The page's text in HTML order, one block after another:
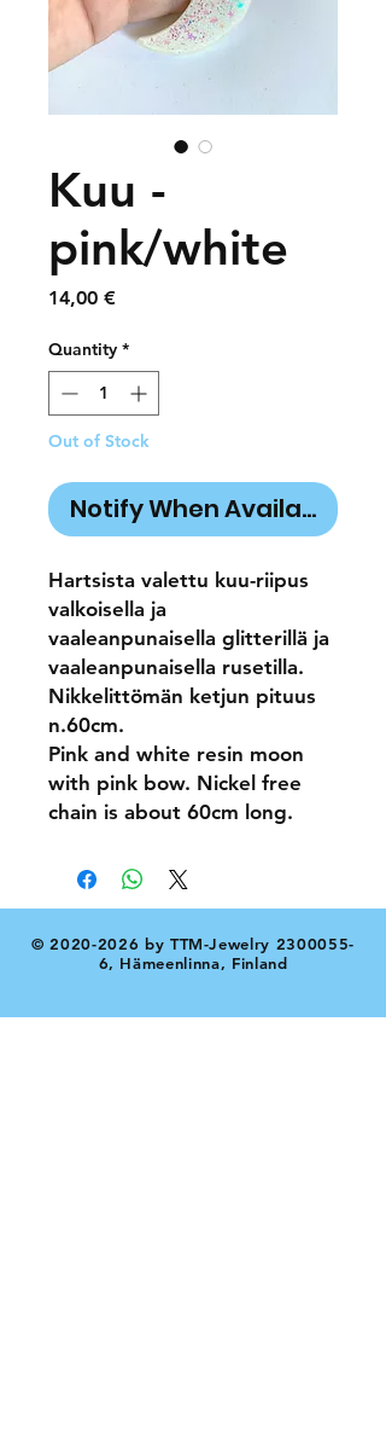
Kuu -
pink/white
14,00 €Price
Quantity *
Out of Stock
Notify When Available
Hartsista valettu kuu-riipus
valkoisella ja
vaaleanpunaisella glitterillä ja
vaaleanpunaisella rusetilla.
Nikkelittömän ketjun pituus
n.60cm.
Pink and white resin moon
with pink bow. Nickel free
chain is about 60cm long.
©2020-2026 by TTM-Jewelry 2300055-
6, Hämeenlinna, Finland